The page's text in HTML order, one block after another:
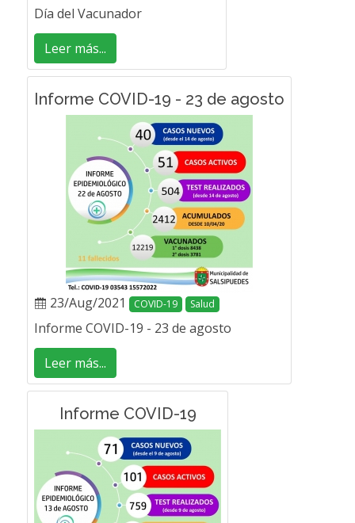
Día del Vacunador
Leer más...
Informe COVID-19 - 23 de agosto
23/Aug/2021 COVID-19 Salud
Informe COVID-19 - 23 de agosto
Leer más...
Informe COVID-19